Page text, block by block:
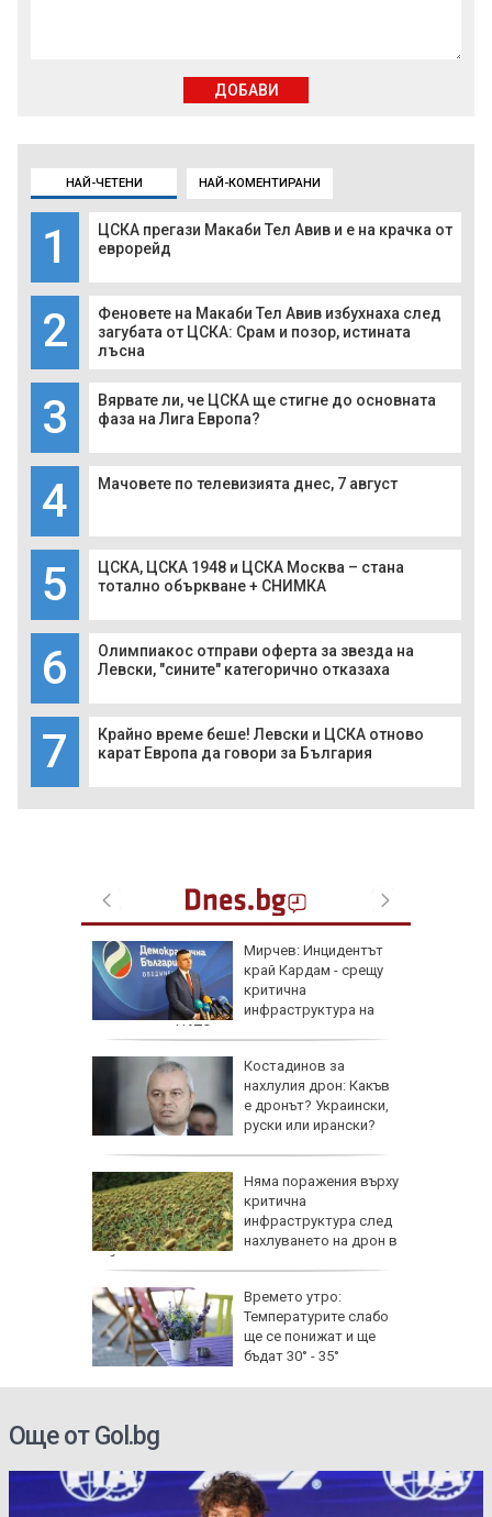
НАЙ-ЧЕТЕНИ НАЙ-КОМЕНТИРАНИ
1
ЦСКА прегази Макаби Тел Авив и е на крачка от
еврорейд
2
Феновете на Макаби Тел Авив избухнаха след
загубата от ЦСКА: Срам и позор, истината
лъсна
3
Вярвате ли, че ЦСКА ще стигне до основната
фаза на Лига Европа?
4 Мачовете по телевизията днес, 7 август
5
ЦСКА, ЦСКА 1948 и ЦСКА Москва – стана
тотално объркване + СНИМКА
6
Олимпиакос отправи оферта за звезда на
Левски, "сините" категорично отказаха
7
Крайно време беше! Левски и ЦСКА отново
карат Европа да говори за България
Мирчев: Инцидентът
край Кардам - срещу
критична
инфраструктура на
държава от НАТО
Костадинов за
нахлулия дрон: Какъв
е дронът? Украински,
руски или ирански?
Няма поражения върху
критична
инфраструктура след
нахлуването на дрон в
небето ни
Времето утро:
Температурите слабо
ще се понижат и ще
бъдат 30° - 35°
ДОБАВИ
Още от Gol.bg